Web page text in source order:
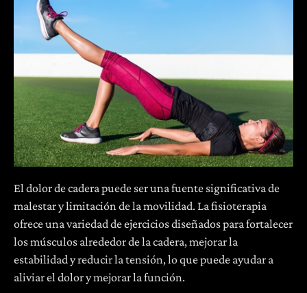
El dolor de cadera puede ser una fuente significativa de
malestar y limitación de la movilidad. La fisioterapia
ofrece una variedad de ejercicios diseñados para fortalecer
los músculos alrededor de la cadera, mejorar la
estabilidad y reducir la tensión, lo que puede ayudar a
aliviar el dolor y mejorar la función.